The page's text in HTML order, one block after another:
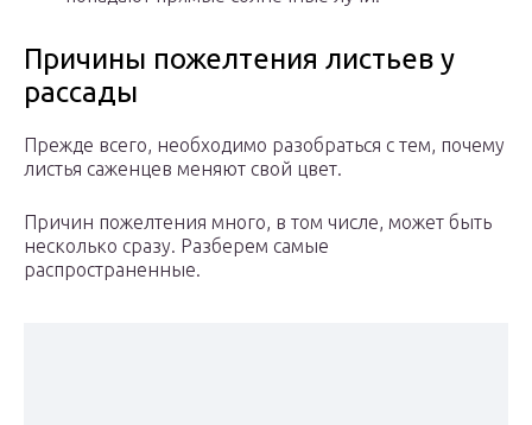
Причины пожелтения листьев у
рассады
Прежде всего, необходимо разобраться с тем, почему
листья саженцев меняют свой цвет.
Причин пожелтения много, в том числе, может быть
несколько сразу. Разберем самые
распространенные.